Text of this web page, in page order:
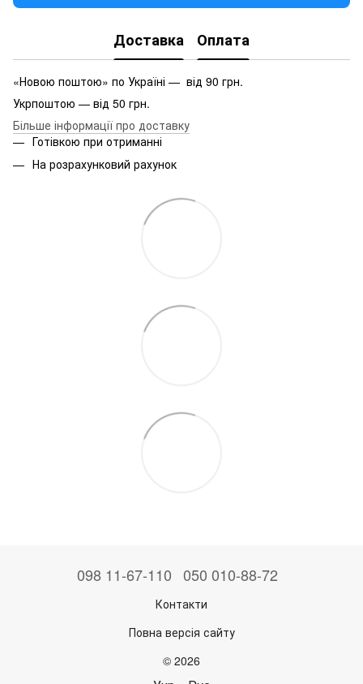
Доставка Оплата
«Новою поштою» по Україні — від 90 грн.
Укрпоштою — від 50 грн.
Більше інформації про доставку
Готівкою при отриманні
На розрахунковий рахунок
098 11-67-110 050 010-88-72
Контакти
Повна версія сайту
© 2026